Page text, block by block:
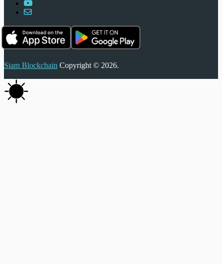
Siam Blockchain Copyright © 2026.